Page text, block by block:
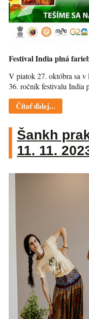
Festival India plná
V piatok 27. októbra sa v
36. ročník festivalu India
Čítať ďalej...
Šankh
11. 11.